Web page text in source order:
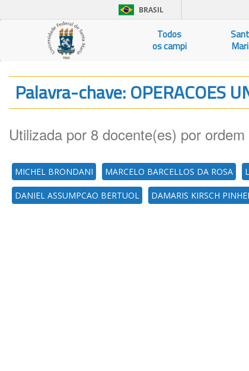
BRASIL
Todos
os campi
Palavra-chave: OPERACOES
Utilizada por 8 docente(es) por
MICHEL BRONDANI MARCELO BARCELLOS DA ROSA
DANIEL ASSUMPCAO BERTUOL DAMARIS KIRSCH